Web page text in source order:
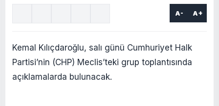
A- A+
Kemal Kılıçdaroğlu, salı günü Cumhuriyet Halk
Partisi’nin (CHP) Meclis’teki grup toplantısında
açıklamalarda bulunacak.